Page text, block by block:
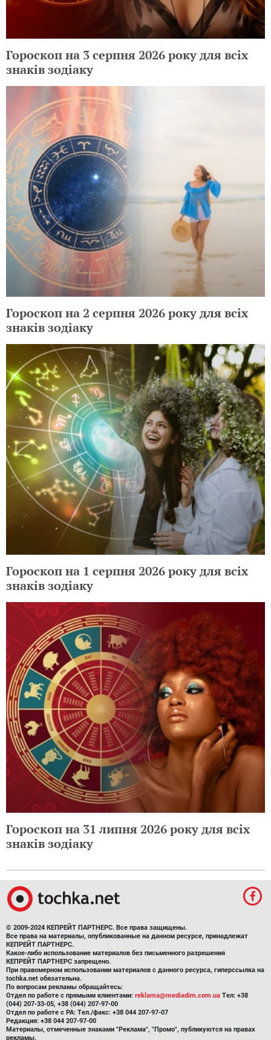
Гороскоп на 3 серпня 2026 року для всіх
знаків зодіаку
Гороскоп на 2 серпня 2026 року для всіх
знаків зодіаку
Гороскоп на 1 серпня 2026 року для всіх
знаків зодіаку
Гороскоп на 31 липня 2026 року для всіх
знаків зодіаку
© 2009-2024 КЕПРЕЙТ ПАРТНЕРС. Все права защищены.
Все права на материалы, опубликованные на данном ресурсе, принадлежат
КЕПРЕЙТ ПАРТНЕРС.
Какое-либо использование материалов без письменного разрешения
КЕПРЕЙТ ПАРТНЕРС запрещено.
При правомерном использовании материалов с данного ресурса, гиперссылка на
tochka.net обязательна.
По вопросам рекламы обращайтесь:
Отдел по работе с прямыми клиентами: reklama@mediadim.com.ua Тел: +38
(044) 207-33-05, +38 (044) 207-97-00
Отдел по работе с РА: Тел./факс: +38 044 207-97-07
Редакция: +38 044 207-97-00
Материалы, отмеченные знаками "Реклама", "Промо", публикуются на правах
рекламы.